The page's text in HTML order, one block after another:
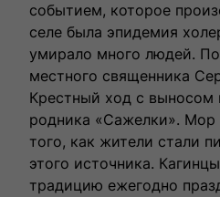
событием, которое
селе была эпидемия
умирало много людей.
местного священника
Крестный ход с
родника «Сажелки». Мор
того, как жители стали
этого источника.
традицию ежегодно